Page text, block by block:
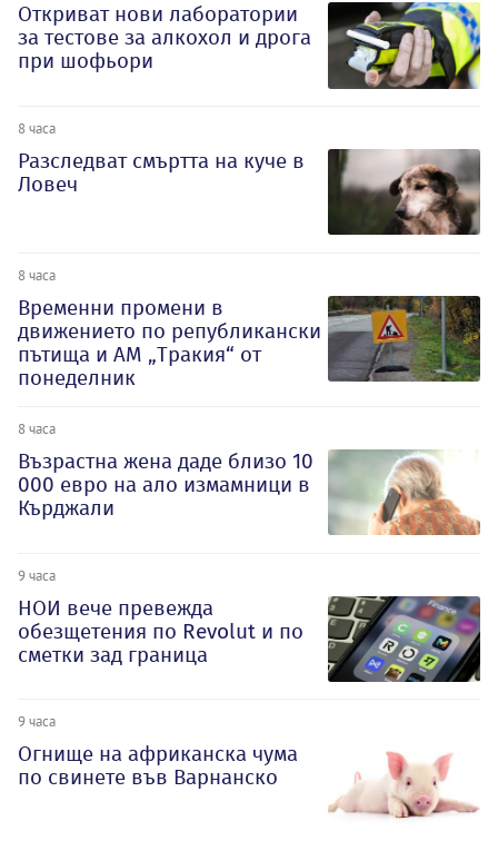
Откриват нови лаборатории
за тестове за алкохол и дрога
при шофьори
8 часа
Разследват смъртта на куче в
Ловеч
8 часа
Временни промени в
движението по републикански
пътища и АМ „Тракия“ от
понеделник
8 часа
Възрастна жена даде близо 10
000 евро на ало измамници в
Кърджали
9 часа
НОИ вече превежда
обезщетения по Revolut и по
сметки зад граница
9 часа
Огнище на африканска чума
по свинете във Варнанско